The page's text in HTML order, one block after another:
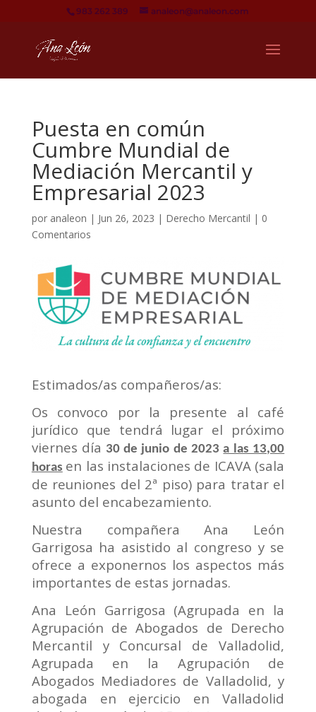
983 262 389 analeon@analeon.com
Puesta en común
Cumbre Mundial de
Mediación Mercantil y
Empresarial 2023
por analeon | Jun 26, 2023 | Derecho Mercantil | 0
Comentarios
Estimados/as compañeros/as:
Os convoco por la presente al café
jurídico que tendrá lugar el próximo
viernes día 30 de junio de 2023a las 13,00
horas en las instalaciones de ICAVA (sala
de reuniones del 2ª piso) para tratar el
asunto del encabezamiento.
Nuestra compañera Ana León
Garrigosa ha asistido al congreso y se
ofrece a exponernos los aspectos más
importantes de estas jornadas.
Ana León Garrigosa (Agrupada en la
Agrupación de Abogados de Derecho
Mercantil y Concursal de Valladolid,
Agrupada en la Agrupación de
Abogados Mediadores de Valladolid, y
abogada en ejercicio en Valladolid